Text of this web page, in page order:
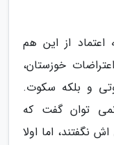
از این هم
خوزستان،
و بلکه سکوت.
توان گفت که
نگفتند، اما اولا